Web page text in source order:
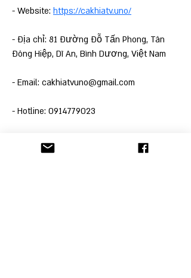
- Website: https://cakhiatv.uno/
- Địa chỉ: 81 Đường Đỗ Tấn Phong, Tân
Đông Hiệp, Dĩ An, Bình Dương, Việt Nam
- Email: cakhiatvuno@gmail.com
- Hotline: 0914779023
#cakhiatv #linkvaocakhiatv
#trangchucakhiatv #cakhiatvuno